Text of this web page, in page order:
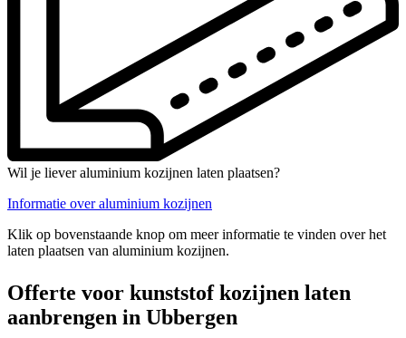
Wil je liever aluminium kozijnen laten plaatsen?
Informatie over aluminium kozijnen
Klik op bovenstaande knop om meer informatie te vinden over het
laten plaatsen van aluminium kozijnen.
Offerte voor kunststof kozijnen laten
aanbrengen in Ubbergen